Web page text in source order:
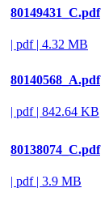
80149431_C.pdf
| pdf | 4.32 MB
80140568_A.pdf
| pdf | 842.64 KB
80138074_C.pdf
| pdf | 3.9 MB